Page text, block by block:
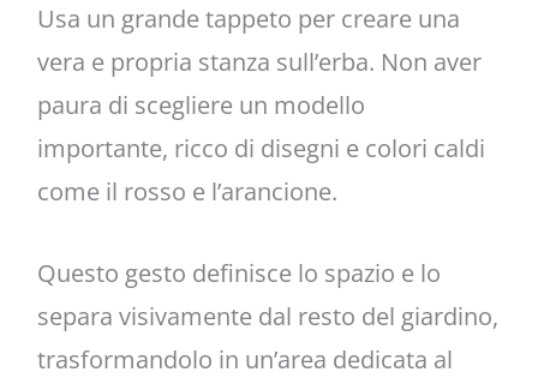
Usa un grande tappeto per creare una
vera e propria stanza sull’erba. Non aver
paura di scegliere un modello
importante, ricco di disegni e colori caldi
come il rosso e l’arancione.
Questo gesto definisce lo spazio e lo
separa visivamente dal resto del giardino,
trasformandolo in un’area dedicata al